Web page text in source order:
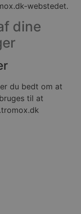
webstedet.
dine
du bedt om at
til at